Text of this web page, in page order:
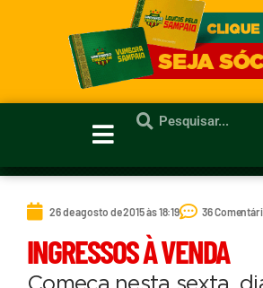
26 de agosto de 2015 às 18:19 36
INGRESSOS À VENDA